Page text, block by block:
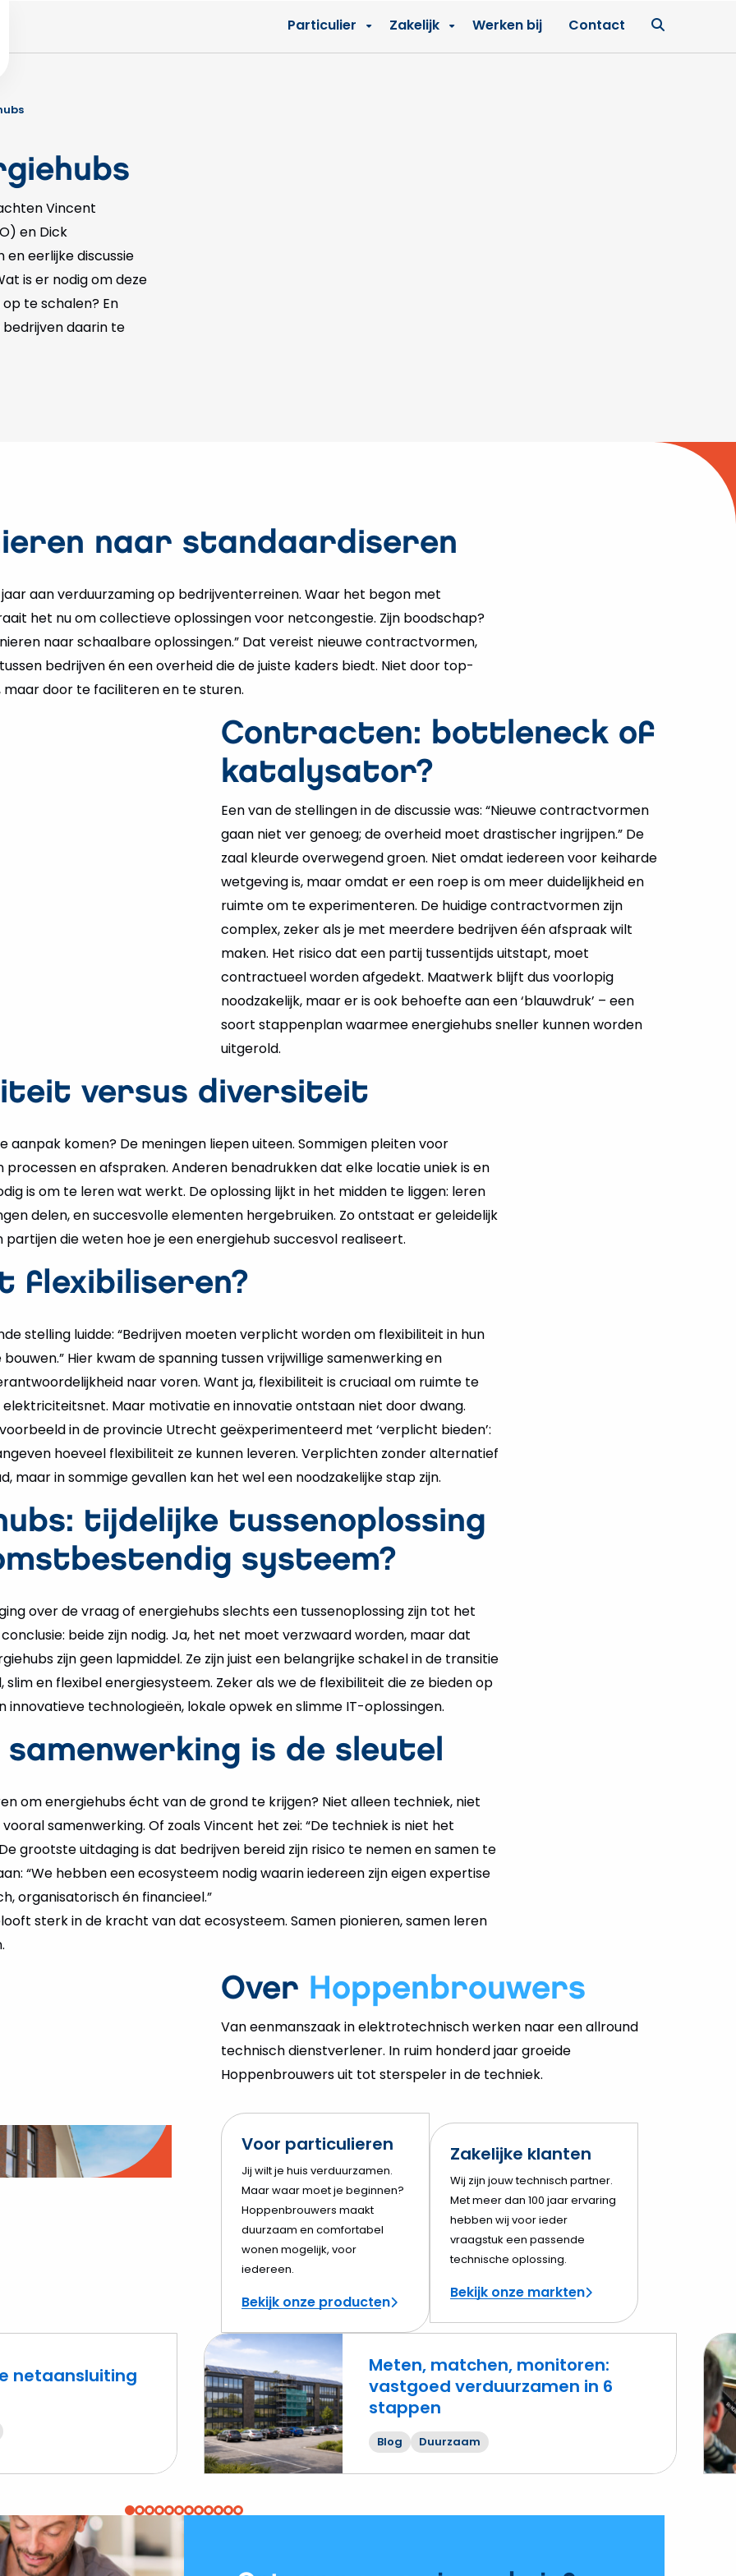
Particulier Zakelijk Werken bij Contact
Vincent
en Dick
eerlijke discussie
is er nodig om deze
te schalen? En
daarin te
naar standaardiseren
aan verduurzaming op bedrijventerreinen. Waar het begon met
het nu om collectieve oplossingen voor netcongestie. Zijn boodschap?
naar schaalbare oplossingen.” Dat vereist nieuwe contractvormen,
bedrijven én een overheid die de juiste kaders biedt. Niet door top-
door te faciliteren en te sturen.
Contracten: bottleneck of
katalysator?
Een van de stellingen in de discussie was: “Nieuwe contractvormen
gaan niet ver genoeg; de overheid moet drastischer ingrijpen.” De
zaal kleurde overwegend groen. Niet omdat iedereen voor keiharde
wetgeving is, maar omdat er een roep is om meer duidelijkheid en
ruimte om te experimenteren. De huidige contractvormen zijn
complex, zeker als je met meerdere bedrijven één afspraak wilt
maken. Het risico dat een partij tussentijds uitstapt, moet
contractueel worden afgedekt. Maatwerk blijft dus voorlopig
noodzakelijk, maar er is ook behoefte aan een ‘blauwdruk’ – een
soort stappenplan waarmee energiehubs sneller kunnen worden
uitgerold.
versus diversiteit
aanpak komen? De meningen liepen uiteen. Sommigen pleiten voor
processen en afspraken. Anderen benadrukken dat elke locatie uniek is en
is om te leren wat werkt. De oplossing lijkt in het midden te liggen: leren
delen, en succesvolle elementen hergebruiken. Zo ontstaat er geleidelijk
die weten hoe je een energiehub succesvol realiseert.
flexibiliseren?
stelling luidde: “Bedrijven moeten verplicht worden om flexibiliteit in hun
Hier kwam de spanning tussen vrijwillige samenwerking en
naar voren. Want ja, flexibiliteit is cruciaal om ruimte te
Maar motivatie en innovatie ontstaan niet door dwang.
in de provincie Utrecht geëxperimenteerd met ‘verplicht bieden’:
hoeveel flexibiliteit ze kunnen leveren. Verplichten zonder alternatief
maar in sommige gevallen kan het wel een noodzakelijke stap zijn.
tijdelijke tussenoplossing
systeem?
over de vraag of energiehubs slechts een tussenoplossing zijn tot het
beide zijn nodig. Ja, het net moet verzwaard worden, maar dat
zijn geen lapmiddel. Ze zijn juist een belangrijke schakel in de transitie
en flexibel energiesysteem. Zeker als we de flexibiliteit die ze bieden op
innovatieve technologieën, lokale opwek en slimme IT-oplossingen.
is de sleutel
om energiehubs écht van de grond te krijgen? Niet alleen techniek, niet
samenwerking. Of zoals Vincent het zei: “De techniek is niet het
grootste uitdaging is dat bedrijven bereid zijn risico te nemen en samen te
“We hebben een ecosysteem nodig waarin iedereen zijn eigen expertise
organisatorisch én financieel.”
sterk in de kracht van dat ecosysteem. Samen pionieren, samen leren
Over Hoppenbrouwers
Van eenmanszaak in elektrotechnisch werken naar een allround
technisch dienstverlener. In ruim honderd jaar groeide
Hoppenbrouwers uit tot sterspeler in de techniek.
Voor particulieren
Jij wilt je huis verduurzamen.
Maar waar moet je beginnen?
Hoppenbrouwers maakt
duurzaam en comfortabel
wonen mogelijk, voor
iedereen.
Bekijk onze producten
Zakelijke klanten
Wij zijn jouw technisch partner.
Met meer dan 100 jaar ervaring
hebben wij voor ieder
vraagstuk een passende
technische oplossing.
Bekijk onze markten
netaansluiting
Meten, matchen, monitoren:
vastgoed verduurzamen in 6
stappen
Blog Duurzaam
Lees
meer
over
Meten,
monitoren:
Lees
over